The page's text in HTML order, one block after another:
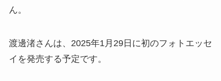
ん。
渡邊渚さんは、2025年1月29日に初のフォトエッセ
イを発売する予定です。